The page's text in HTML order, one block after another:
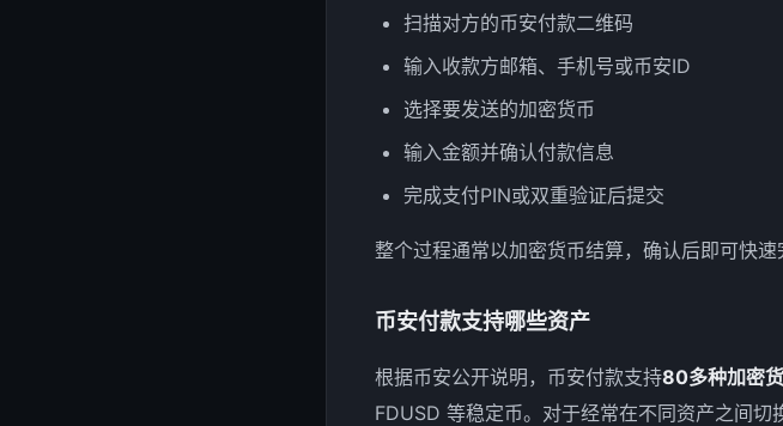
扫描对方的币安付款二维码
输入收款方邮箱、手机号或币安ID
选择要发送的加密货币
输入金额并确认付款信息
完成支付PIN或双重验证后提交
整个过程通常以加密货币结算，确认后即可快速
币安付款支持哪些资产
根据币安公开说明，币安付款支持80多种加密
FDUSD 等稳定币。对于经常在不同资产之间